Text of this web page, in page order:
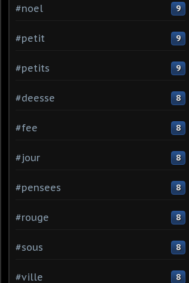
#noel 9
#petit 9
#petits 9
#deesse 8
#fee 8
#jour 8
#pensees 8
#rouge 8
#sous 8
#ville 8